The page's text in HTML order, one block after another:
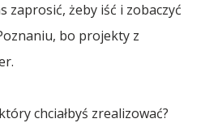
Małaszewicze
Olsztyn
Opole
zaprosić, żeby iść i zobaczyć
bo projekty z
chciałbyś zrealizować?